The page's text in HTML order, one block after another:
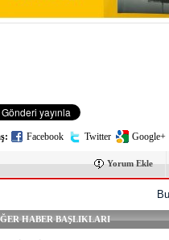
10:14-
Facebook Twitter Google+
Yorum Ekle
HABER BAŞLIKLARI